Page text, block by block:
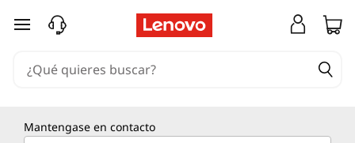
Ir al contenido principal
Mantengase en contacto